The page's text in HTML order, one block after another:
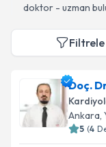
doktor - uzman
Filtrele
Doç.
Ankara,
5 (4